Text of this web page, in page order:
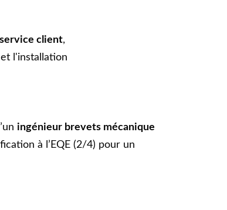
client,
l'installation
ingénieur brevets mécanique
à l’EQE (2/4) pour un